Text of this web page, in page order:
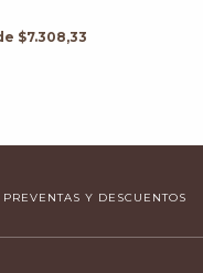
$7.308,33
Y DESCUENTOS